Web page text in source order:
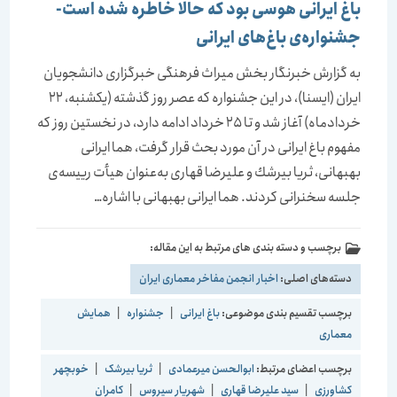
باغ ایرانی هوسی بود كه حالا خاطره شده است-
جشنواره‌ی باغ‌های ایرانی
به گزارش خبرنگار بخش میراث فرهنگی خبرگزاری دانشجویان
ایران (ایسنا)، در این جشنواره كه عصر روز گذشته (یكشنبه، 22
خردادماه) آغاز شد و تا 25 خرداد ادامه دارد، در نخستین روز كه
مفهوم باغ ایرانی در آن مورد بحث قرار گرفت، هما ایرانی
بهبهانی، ثریا بیرشك و علیرضا قهاری به‌عنوان هیأت رییسه‌ی
جلسه سخنرانی كردند. هما ایرانی بهبهانی با اشاره…
برچسب و دسته بندی های مرتبط به این مقاله:
دسته‌های اصلی:اخبار انجمن مفاخر معماری ایران
برچسب تقسیم بندی موضوعی:باغ ایرانی | جشنواره |
همایش
معماری
برچسب اعضای مرتبط:ابوالحسن میرعمادی | ثریا بیرشک |
خوبچهر
کشاورزی | سید علیرضا قهاری | شهریار سیروس | کامران